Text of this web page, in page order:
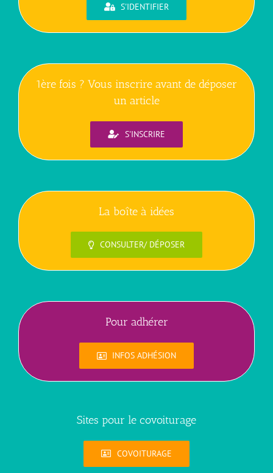
S'IDENTIFIER
1ère fois ? Vous inscrire avant de déposer
un article
S'INSCRIRE
La boîte à idées
CONSULTER/ DÉPOSER
Pour adhérer
INFOS ADHÉSION
Sites pour le covoiturage
COVOITURAGE